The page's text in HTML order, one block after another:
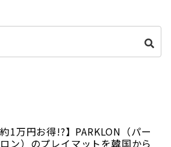
約1万円お得!?】PARKLON（パー
ン）のプレイマットを韓国から